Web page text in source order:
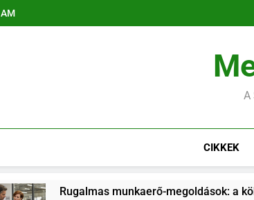
A
CIKKEK
munkaerő-megoldások: a kölcsönzés